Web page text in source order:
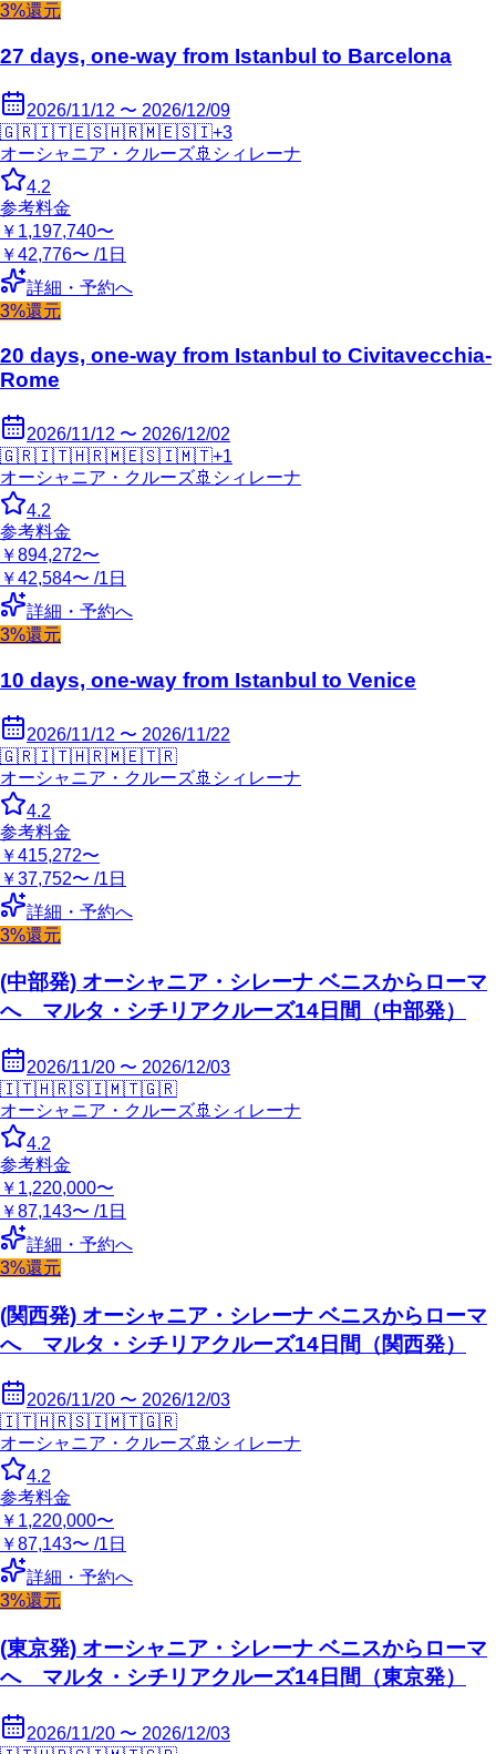
3%還元
27 days, one-way from Istanbul to Barcelona
2026/11/12 〜 2026/12/09
🇬🇷🇮🇹🇪🇸🇭🇷🇲🇪🇸🇮+3
オーシャニア・クルーズ🚢 シィレーナ
4.2
参考料金
￥1,197,740〜
￥42,776〜 /1日
詳細・予約へ
3%還元
20 days, one-way from Istanbul to Civitavecchia-
Rome
2026/11/12 〜 2026/12/02
🇬🇷🇮🇹🇭🇷🇲🇪🇸🇮🇲🇹+1
オーシャニア・クルーズ🚢 シィレーナ
4.2
参考料金
￥894,272〜
￥42,584〜 /1日
詳細・予約へ
3%還元
10 days, one-way from Istanbul to Venice
2026/11/12 〜 2026/11/22
🇬🇷🇮🇹🇭🇷🇲🇪🇹🇷
オーシャニア・クルーズ🚢 シィレーナ
4.2
参考料金
￥415,272〜
￥37,752〜 /1日
詳細・予約へ
3%還元
(中部発) オーシャニア・シレーナ ベニスからローマ
へ マルタ・シチリアクルーズ14日間（中部発）
2026/11/20 〜 2026/12/03
🇮🇹🇭🇷🇸🇮🇲🇹🇬🇷
オーシャニア・クルーズ🚢 シィレーナ
4.2
参考料金
￥1,220,000〜
￥87,143〜 /1日
詳細・予約へ
3%還元
(関西発) オーシャニア・シレーナ ベニスからローマ
へ マルタ・シチリアクルーズ14日間（関西発）
2026/11/20 〜 2026/12/03
🇮🇹🇭🇷🇸🇮🇲🇹🇬🇷
オーシャニア・クルーズ🚢 シィレーナ
4.2
参考料金
￥1,220,000〜
￥87,143〜 /1日
詳細・予約へ
3%還元
(東京発) オーシャニア・シレーナ ベニスからローマ
へ マルタ・シチリアクルーズ14日間（東京発）
2026/11/20 〜 2026/12/03